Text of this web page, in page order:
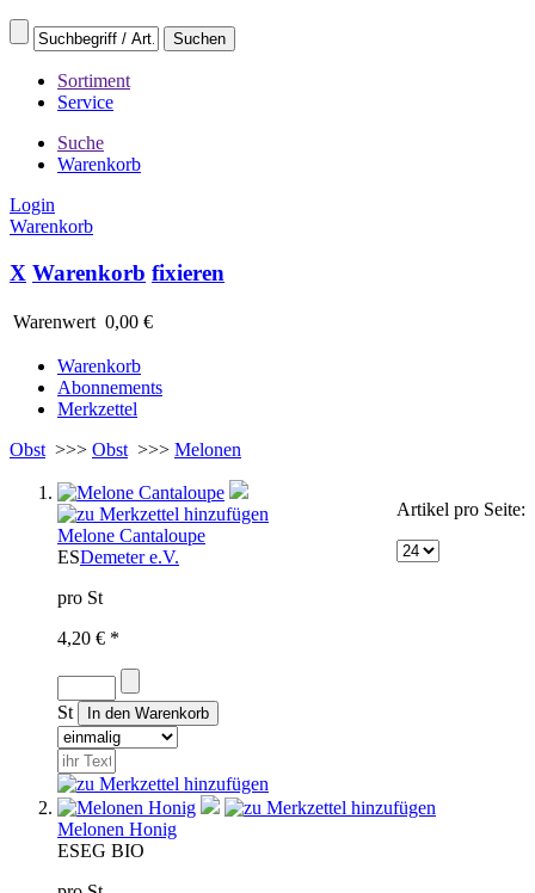
Sortiment
Service
Suche
Warenkorb
Login
Warenkorb
X Warenkorb fixieren
Warenwert 0,00 €
Warenkorb
Abonnements
Merkzettel
Obst >>> Obst >>> Melonen
Artikel pro Seite:
Melone Cantaloupe
ESDemeter e.V.
pro St
4,20 € *
St
Melonen Honig
ESEG BIO